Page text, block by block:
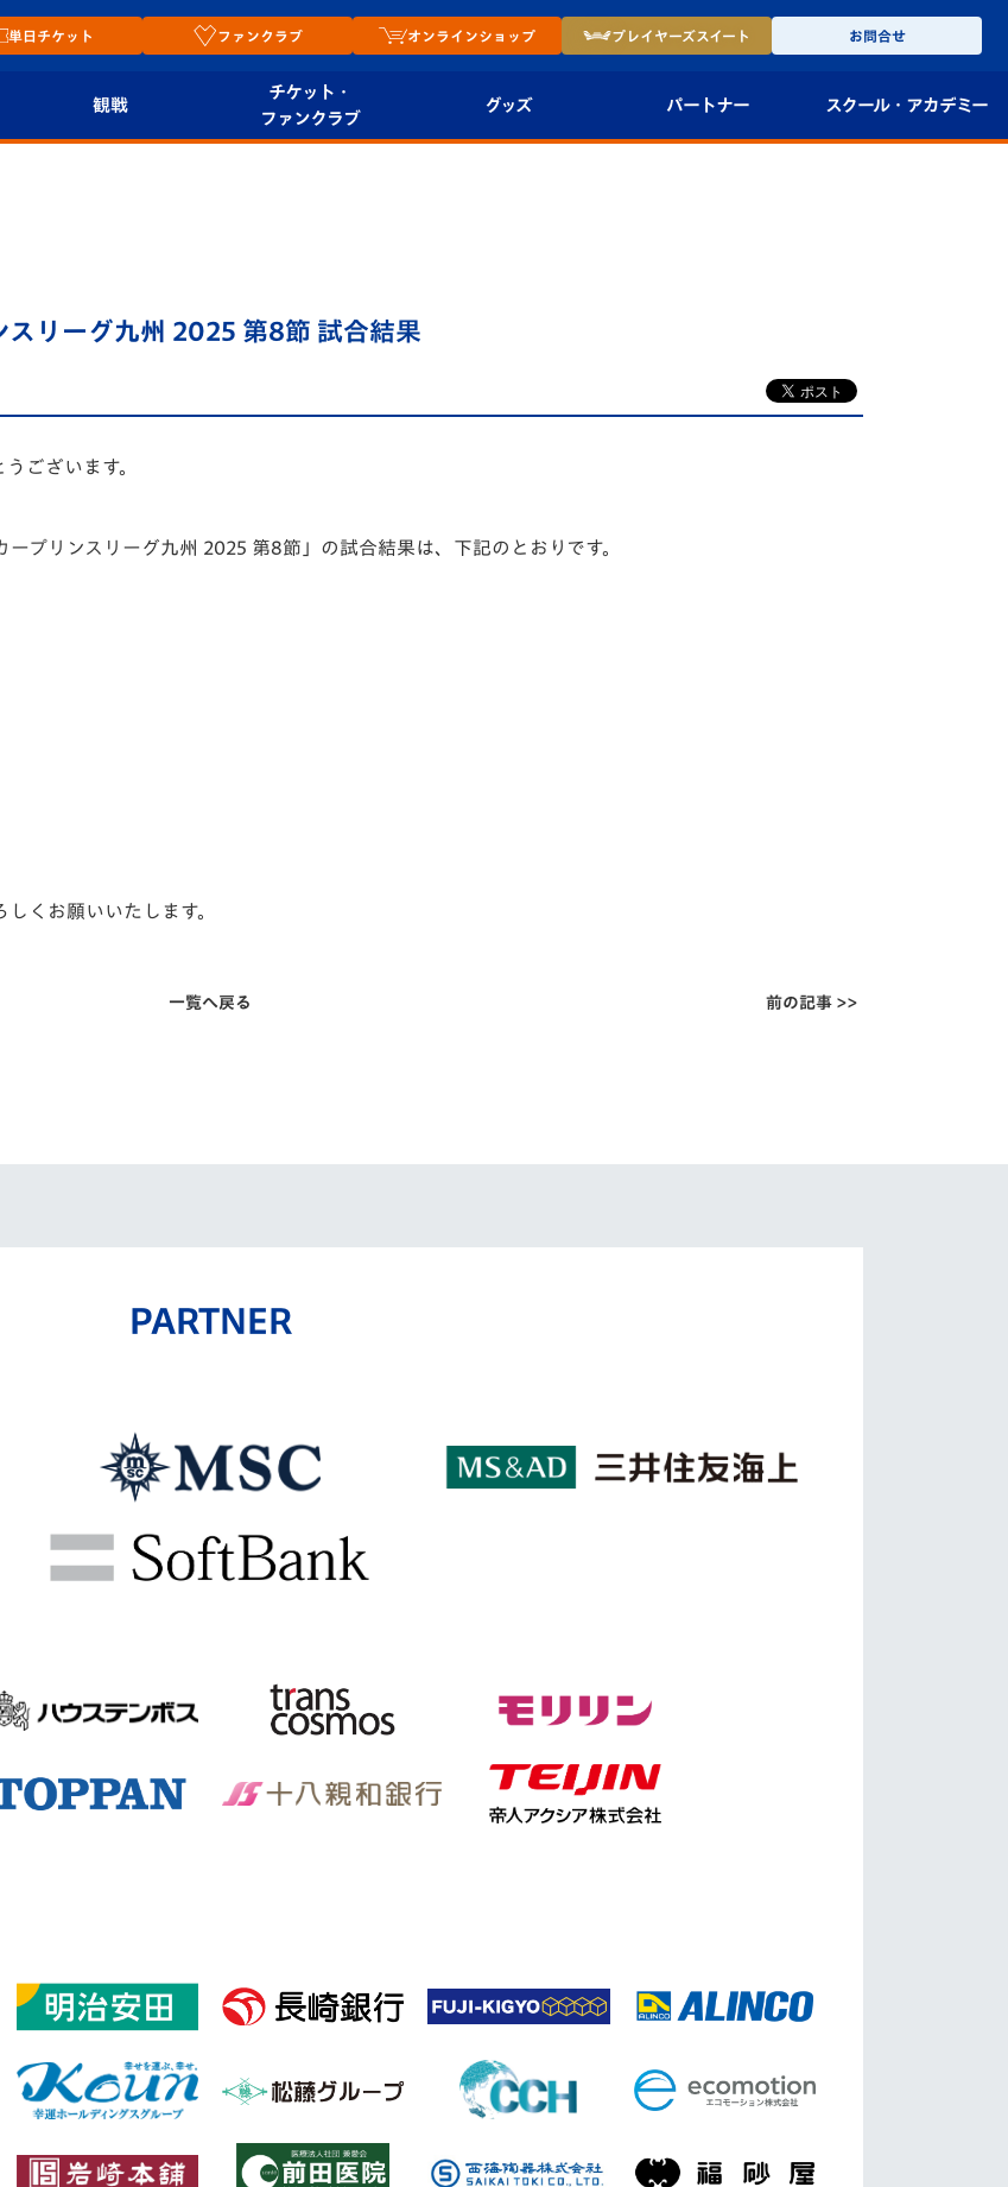
単日チケット ファンクラブ オンラインショップ プレイヤーズスイート お問合せ
観戦
Revive Team
ヴィヴィくんの長崎
V-EXPRESS（ユニフ
チケット・
ファンクラブ
グッズ パートナー スクール・ アカデミー
スクール
リーグ九州 2025 第8節 試合結果
ございます。
プリンスリーグ九州 2025 第8節」の試合結果は、下記のとおりです。
くお願いいたします。
一覧へ戻る 前の記事 >>
PARTNER